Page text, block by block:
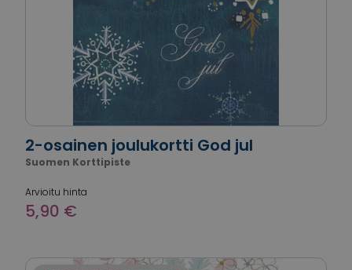
2-osainen joulukortti God jul
Suomen Korttipiste
Arvioitu hinta
5,90 €